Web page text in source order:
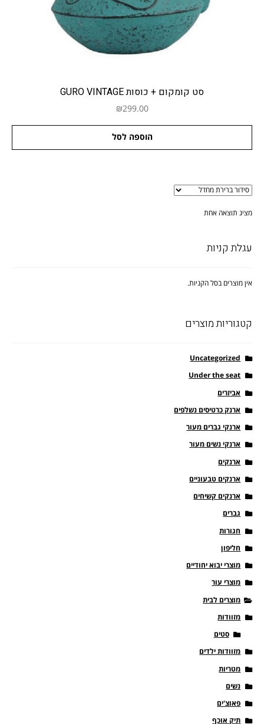
סט קומקום + כוסות GURO VINTAGE
₪299.00
הוספה לסל
מציג תוצאה אחת
עגלת קניות
אין מוצרים בסל הקניות.
קטגוריות מוצרים
Uncategorized
Under the seat
אביזרים
ארנק כרטיסים נשלפים
ארנקי גברים מעור
ארנקי נשים מעור
ארנקים
ארנקים טבעוניים
ארנקים קשיחים
גברים
חגורות
חליפון
מוצרי יבוא יחודיים
מוצרי עור
מוצרים לבית
מזוודות
סטים
מזוודות ילדים
מטריות
נשים
פאוצ'ים
תיק אוכף